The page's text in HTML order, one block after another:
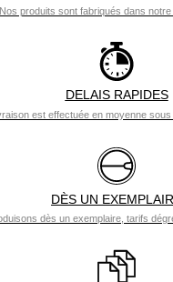
Nos produits sont fabriqués dans notre
DELAIS RAPIDES
est effectuée en moyenne
DÈS UN
dès un exemplaire, tarifs